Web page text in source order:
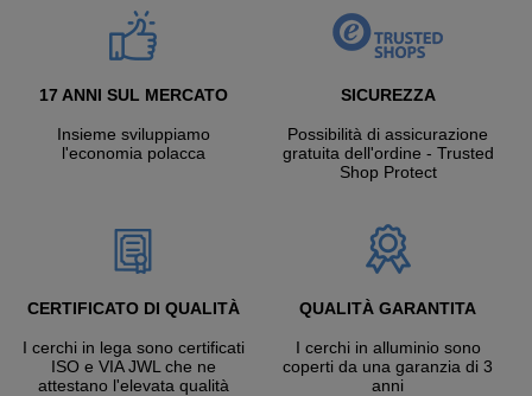
17 ANNI SUL MERCATO
Insieme sviluppiamo
l'economia polacca
SICUREZZA
Possibilità di assicurazione
gratuita dell'ordine - Trusted
Shop Protect
CERTIFICATO DI QUALITÀ
I cerchi in lega sono certificati
ISO e VIA JWL che ne
attestano l'elevata qualità
QUALITÀ GARANTITA
I cerchi in alluminio sono
coperti da una garanzia di 3
anni